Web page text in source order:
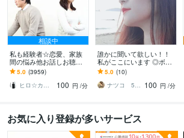
相談中
私も経験者☆恋愛、家族
間の悩み他お話しお聴き
します 心理カウンセラー
が恋愛・復縁・夫婦問題
等☆解決策を共有します
5.0 (3959)
ヒロ☆カウンセリング＆コンサルティング
100 円 /分
誰かに聞いて欲しい！！
私がここにいます ◎ボイ
スサンプルあり◎ゆっく
り丁寧にお話お聴きしま
す。
5.0 (10)
ナツコ 50代女性 ８月限定お値下げ中！ 100 円 /分
お気に入り登録が多いサービス